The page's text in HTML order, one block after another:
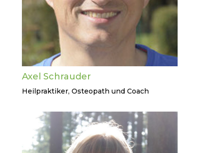
Axel Schrauder
Heilpraktiker, Osteopath und Coach